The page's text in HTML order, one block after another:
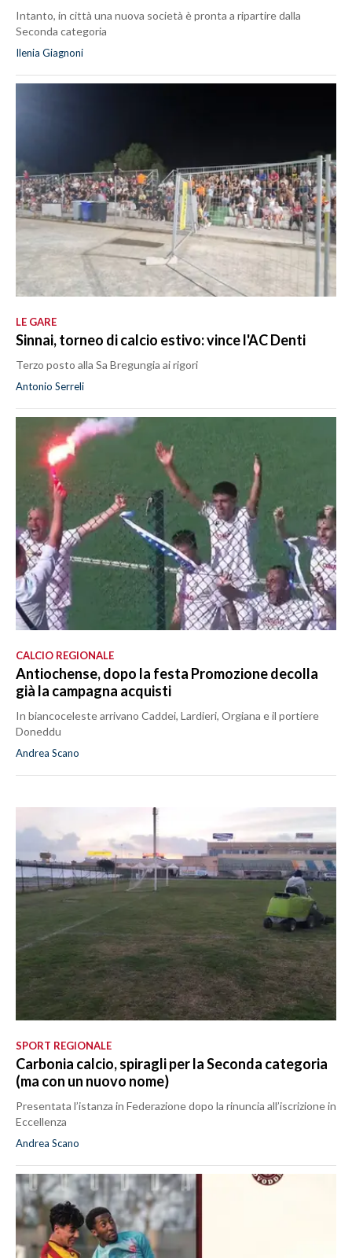
Intanto, in città una nuova società è pronta a ripartire dalla
Seconda categoria
Ilenia Giagnoni
LE GARE
Sinnai, torneo di calcio estivo: vince l'AC Denti
Terzo posto alla Sa Bregungia ai rigori
Antonio Serreli
CALCIO REGIONALE
Antiochense, dopo la festa Promozione decolla
già la campagna acquisti
In biancoceleste arrivano Caddei, Lardieri, Orgiana e il portiere
Doneddu
Andrea Scano
SPORT REGIONALE
Carbonia calcio, spiragli per la Seconda categoria
(ma con un nuovo nome)
Presentata l’istanza in Federazione dopo la rinuncia all’iscrizione in
Eccellenza
Andrea Scano